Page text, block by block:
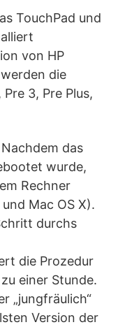
TouchPad und
von HP
die
3, Pre Plus,
das
wurde,
Rechner
Mac OS X).
durchs
die Prozedur
einer Stunde.
„jungfräulich“
Version der